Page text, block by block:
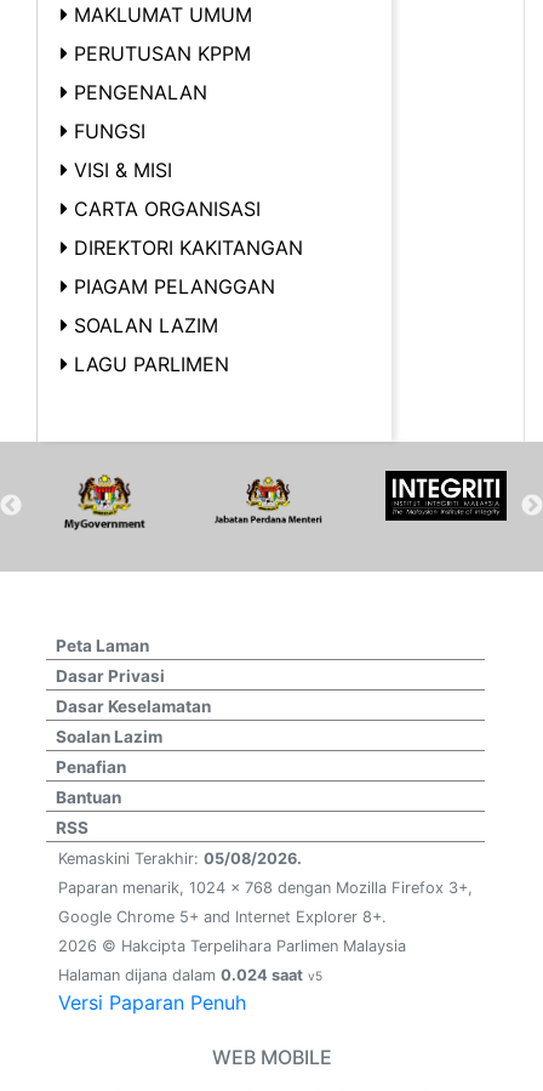
MAKLUMAT UMUM
PERUTUSAN KPPM
PENGENALAN
FUNGSI
VISI & MISI
CARTA ORGANISASI
DIREKTORI KAKITANGAN
PIAGAM PELANGGAN
SOALAN LAZIM
LAGU PARLIMEN
Peta Laman
Dasar Privasi
Dasar Keselamatan
Soalan Lazim
Penafian
Bantuan
RSS
Kemaskini Terakhir: 05/08/2026.
Paparan menarik, 1024 x 768 dengan Mozilla Firefox 3+,
Google Chrome 5+ and Internet Explorer 8+.
2026 © Hakcipta Terpelihara Parlimen Malaysia
Halaman dijana dalam 0.024 saat v5
Versi Paparan Penuh
WEB MOBILE